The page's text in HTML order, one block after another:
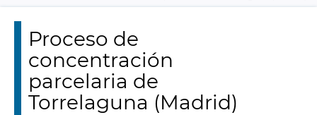
Proceso de
concentración
parcelaria de
Torrelaguna (Madrid)